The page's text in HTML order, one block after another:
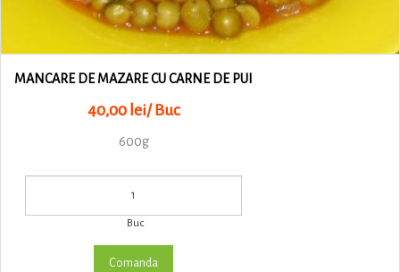
MANCARE DE MAZARE CU CARNE DE PUI
40,00 lei/ Buc
600g
Buc